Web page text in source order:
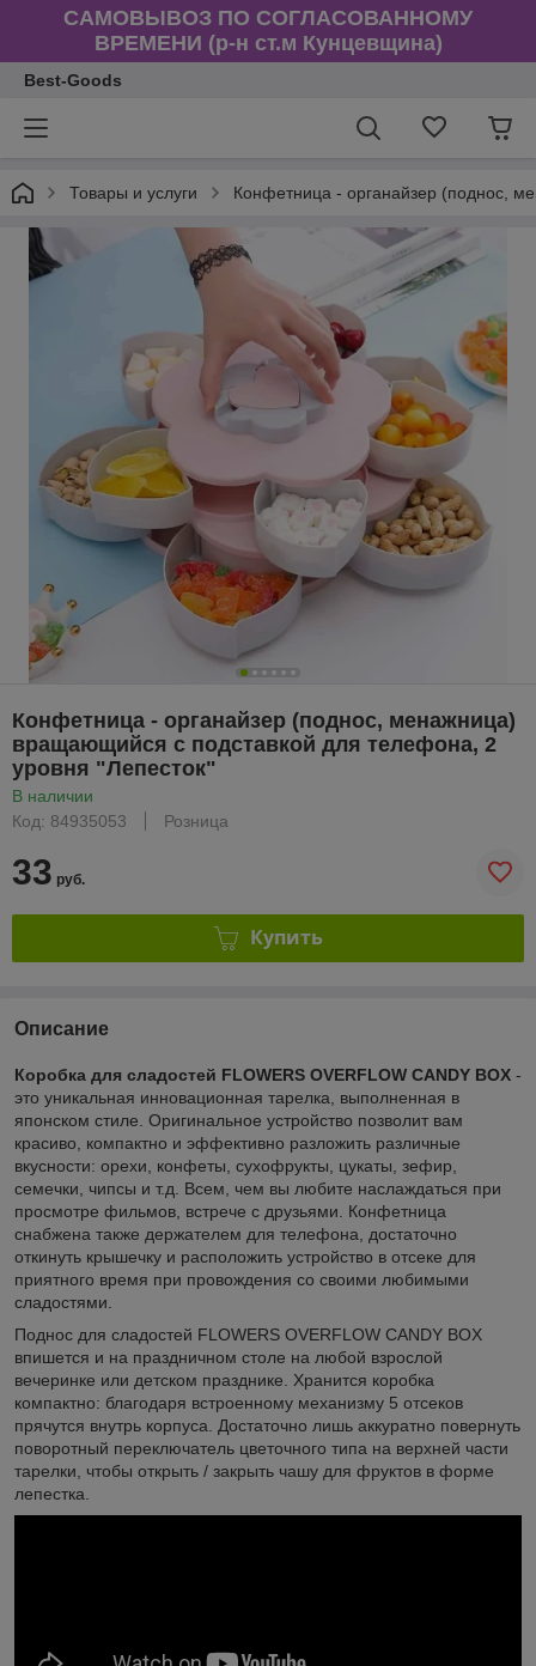
САМОВЫВОЗ ПО СОГЛАСОВАННОМУ
ВРЕМЕНИ (р-н ст.м Кунцевщина)
Best-Goods
Товары и услуги Конфетница - органайзер (поднос,
Конфетница - органайзер (поднос, менажница)
вращающийся с подставкой для телефона, 2
уровня "Лепесток"
В наличии
Код: 84935053
Розница
33 руб.
Купить
Описание
Коробка для сладостей FLOWERS OVERFLOW CANDY BOX -
это уникальная инновационная тарелка, выполненная в
японском стиле. Оригинальное устройство позволит вам
красиво, компактно и эффективно разложить различные
вкусности: орехи, конфеты, сухофрукты, цукаты, зефир,
семечки, чипсы и т.д. Всем, чем вы любите наслаждаться при
просмотре фильмов, встрече с друзьями. Конфетница
снабжена также держателем для телефона, достаточно
откинуть крышечку и расположить устройство в отсеке для
приятного время при провождения со своими любимыми
сладостями.
Поднос для сладостей FLOWERS OVERFLOW CANDY BOX
впишется и на праздничном столе на любой взрослой
вечеринке или детском празднике. Хранится коробка
компактно: благодаря встроенному механизму 5 отсеков
прячутся внутрь корпуса. Достаточно лишь аккуратно повернуть
поворотный переключатель цветочного типа на верхней части
тарелки, чтобы открыть / закрыть чашу для фруктов в форме
лепестка.